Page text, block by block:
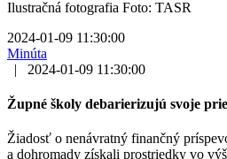
Ilustračná fotografia Foto: TASR
2024-01-09 11:30:00
Minúta
|
2024-01-09 11:30:00
Župné školy debarierizujú svoje
Žiadosť o nenávratný finančný
a dohromady získali prostriedky vo